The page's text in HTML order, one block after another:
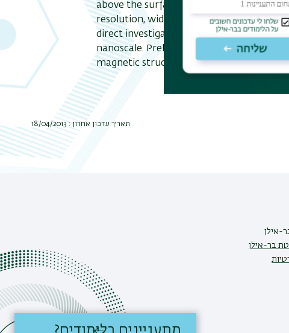
above the surface of the sample. The
resolution, wide bandwidth, and close
direct investigation and imaging of static
nanoscale. Preliminary results of study of
magnetic structures in doped topological
תאריך עדכון אחרון : 18/04/2013
אילן
בר-אילן